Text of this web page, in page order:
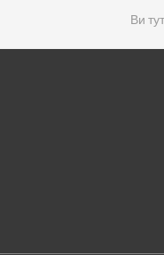
Ви